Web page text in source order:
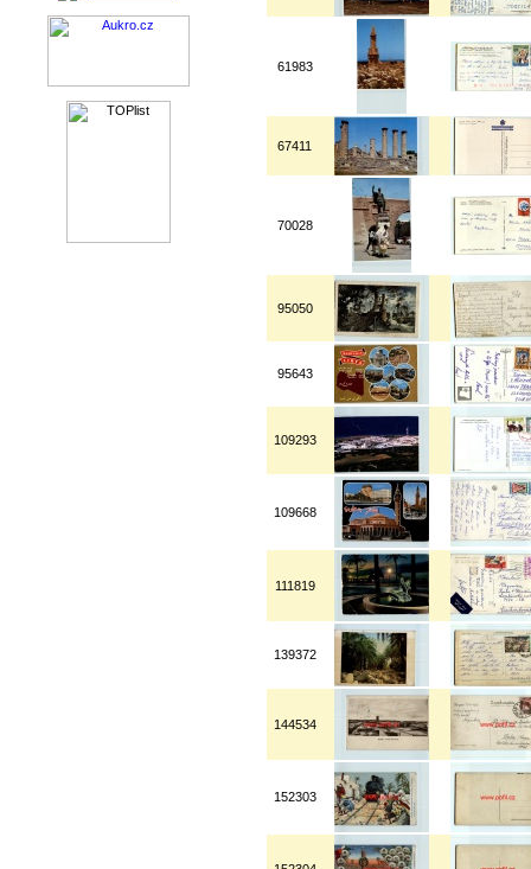
61983
67411
70028
95050
95643
109293
109668
111819
139372
144534
152303